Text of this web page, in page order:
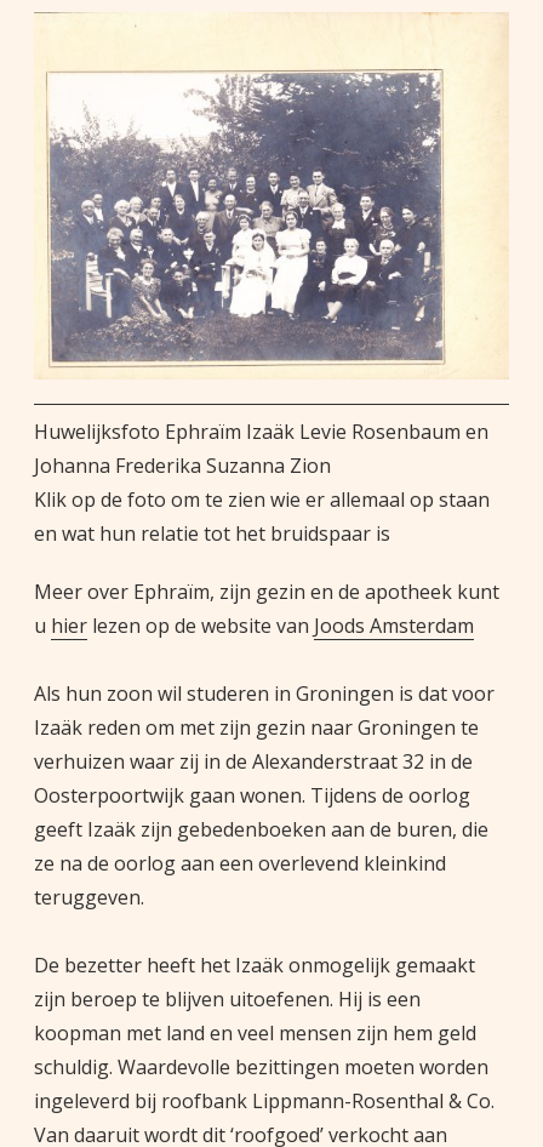
Huwelijksfoto Ephraïm Izaäk Levie Rosenbaum en
Johanna Frederika Suzanna Zion
Klik op de foto om te zien wie er allemaal op staan
en wat hun relatie tot het bruidspaar is
Meer over Ephraïm, zijn gezin en de apotheek kunt
u hier lezen op de website van Joods Amsterdam
Als hun zoon wil studeren in Groningen is dat voor
Izaäk reden om met zijn gezin naar Groningen te
verhuizen waar zij in de Alexanderstraat 32 in de
Oosterpoortwijk gaan wonen. Tijdens de oorlog
geeft Izaäk zijn gebedenboeken aan de buren, die
ze na de oorlog aan een overlevend kleinkind
teruggeven.
De bezetter heeft het Izaäk onmogelijk gemaakt
zijn beroep te blijven uitoefenen. Hij is een
koopman met land en veel mensen zijn hem geld
schuldig. Waardevolle bezittingen moeten worden
ingeleverd bij roofbank Lippmann-Rosenthal & Co.
Van daaruit wordt dit ‘roofgoed’ verkocht aan